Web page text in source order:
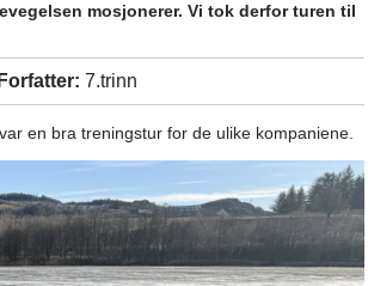
mosjonerer. Vi tok derfor turen til
Forfatter: 7.trinn
en bra treningstur for de ulike kompaniene.